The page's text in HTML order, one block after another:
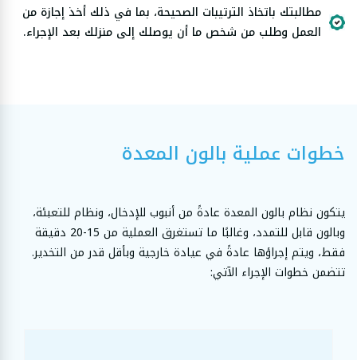
مطالبتك باتخاذ الترتيبات الصحيحة، بما في ذلك أخذ إجازة من
العمل وطلب من شخص ما أن يوصلك إلى منزلك بعد الإجراء.
خطوات عملية بالون المعدة
يتكون نظام بالون المعدة عادةً من أنبوب للإدخال، ونظام للتعبئة،
وبالون قابل للتمدد، وغالبًا ما تستغرق العملية من 15-20 دقيقة
فقط، ويتم إجراؤها عادةً في عيادة خارجية وبأقل قدر من التخدير.
تتضمن خطوات الإجراء الآتي: